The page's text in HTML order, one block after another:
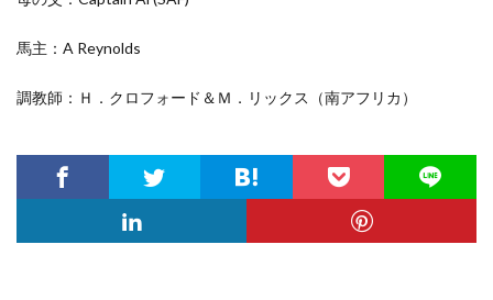
馬主：A Reynolds
調教師：Ｈ．クロフォード＆Ｍ．リックス（南アフリカ）